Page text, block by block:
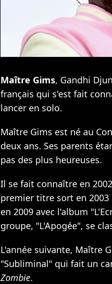
Maître Gims, Gandhi
français qui s'est fait
lancer en solo.
Maître Gims est né au
deux ans. Ses parents
pas des plus heureuses.
Il se fait connaître en
premier titre sort en
en 2009 avec l'album
groupe, "L'Apogée", se
L'année suivante, Maître
"Subliminal" qui fait un
Zombie.